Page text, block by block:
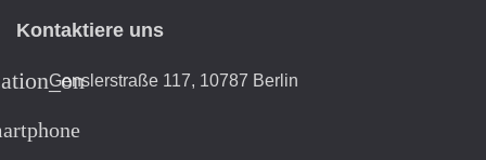
Kontaktiere uns
Genslerstraße 117, 10787 Berlin